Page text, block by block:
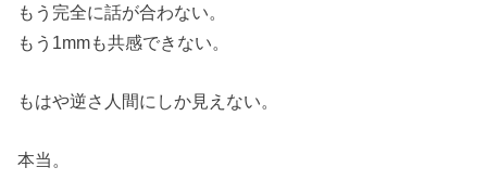
もう完全に話が合わない。
もう1mmも共感できない。
もはや逆さ人間にしか見えない。
本当。